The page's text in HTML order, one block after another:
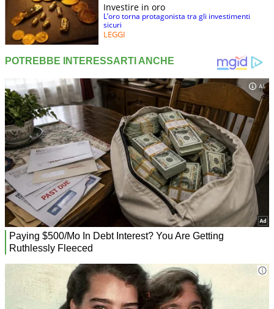
Investire in oro
L’oro torna protagonista tra gli investimenti
sicuri
LEGGI